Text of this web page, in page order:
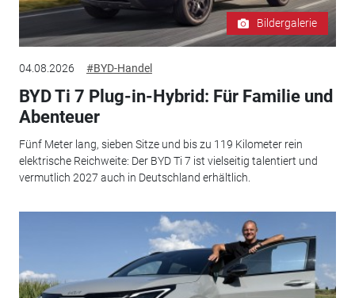
Bildergalerie
04.08.2026 #BYD-Handel
BYD Ti 7 Plug-in-Hybrid: Für Familie und
Abenteuer
Fünf Meter lang, sieben Sitze und bis zu 119 Kilometer rein
elektrische Reichweite: Der BYD Ti 7 ist vielseitig talentiert und
vermutlich 2027 auch in Deutschland erhältlich.